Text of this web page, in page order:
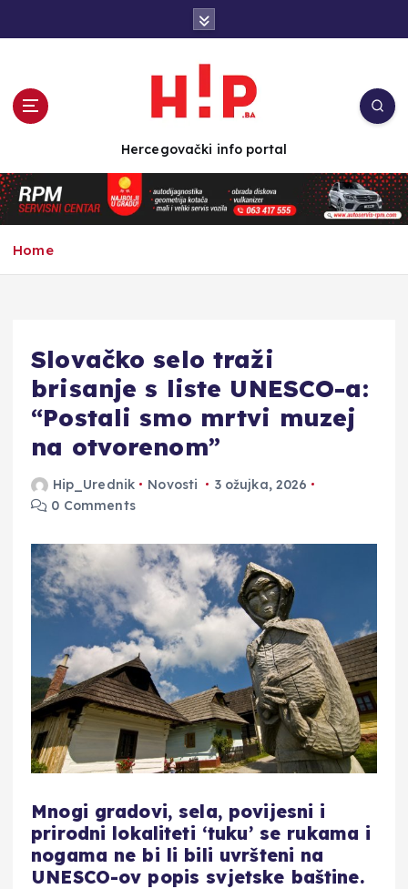
n
t
e
Hercegovački info portal
Home
Slovačko selo traži
brisanje s liste UNESCO-a:
“Postali smo mrtvi muzej
na otvorenom”
Hip_Urednik Novosti
3 ožujka, 2026
0 Comments
Mnogi gradovi, sela, povijesni i
prirodni lokaliteti ‘tuku’ se rukama i
nogama ne bi li bili uvršteni na
UNESCO-ov popis svjetske baštine.